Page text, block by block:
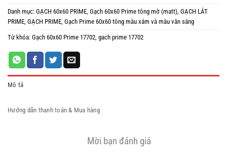
Danh mục: GẠCH 60x60 PRIME, Gạch 60x60 Prime tông mờ (matt), GẠCH LÁT
PRIME, GẠCH PRIME, Gạch Prime 60x60 tông màu xám và màu vân sáng
Từ khóa: Gạch 60x60 Prime 17702, gach prime 17702
Mô tả
Hướng dẫn thanh toán & Mua hàng
Mời bạn đánh giá